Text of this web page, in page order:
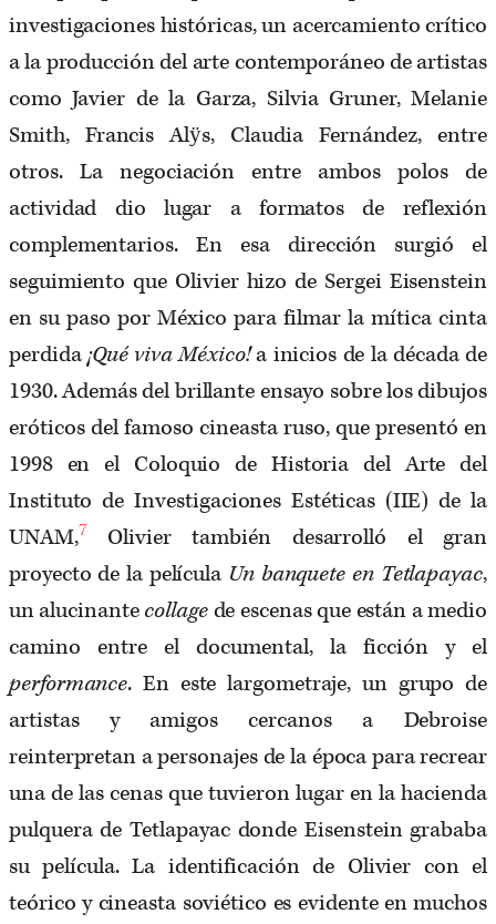
investigaciones históricas, un acercamiento crítico
a la producción del arte contemporáneo de artistas
como Javier de la Garza, Silvia Gruner, Melanie
Smith, Francis Alÿs, Claudia Fernández, entre
otros. La negociación entre ambos polos de
actividad dio lugar a formatos de reflexión
complementarios. En esa dirección surgió el
seguimiento que Olivier hizo de Sergei Eisenstein
en su paso por México para filmar la mítica cinta
perdida¡Qué viva México!a inicios de la década de
1930. Además del brillante ensayo sobre los dibujos
eróticos del famoso cineasta ruso, que presentó en
1998 en el Coloquio de Historia del Arte del
Instituto de Investigaciones Estéticas (IIE) de la
UNAM,7
Olivier también desarrolló el gran
proyecto de la película Un banquete en Tetlapayac,
un alucinantecollagede escenas que están a medio
camino entre el documental, la ficción y el
performance. En este largometraje, un grupo de
artistas y amigos cercanos a Debroise
reinterpretan a personajes de la época para recrear
una de las cenas que tuvieron lugar en la hacienda
pulquera de Tetlapayac donde Eisenstein grababa
su película. La identificación de Olivier con el
teórico y cineasta soviético es evidente en muchos